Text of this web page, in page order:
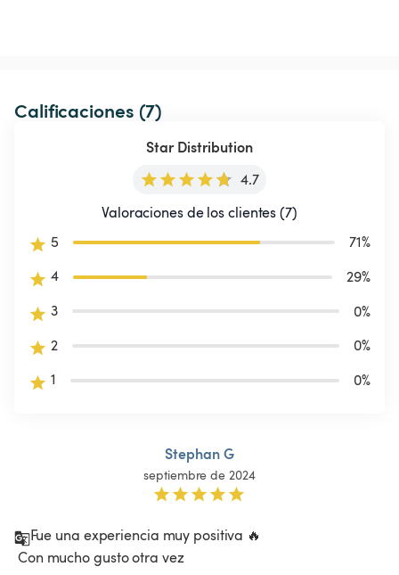
Calificaciones (7)
Star Distribution
4.7
Valoraciones de los clientes (7)
5
71%
4
29%
3
0%
2
0%
1
0%
Stephan G
septiembre de 2024
Fue una experiencia muy positiva 🔥
Con mucho gusto otra vez